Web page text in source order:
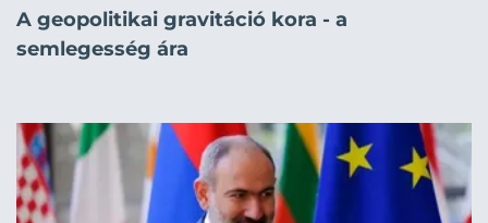
A geopolitikai gravitáció kora - a
semlegesség ára